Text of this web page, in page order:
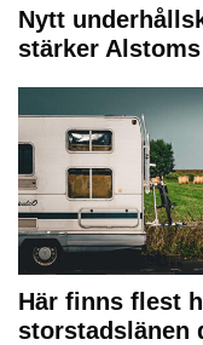
Nytt
stärker
Här finns flest
storstadslänen